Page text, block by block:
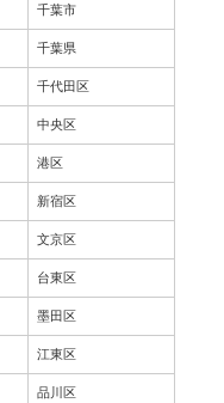
千葉市
千葉県
千代田区
中央区
港区
新宿区
文京区
台東区
墨田区
江東区
品川区